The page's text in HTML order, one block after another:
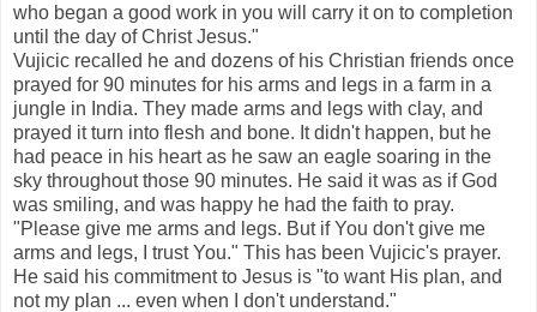
who began a good work in you will carry it on to completion
until the day of Christ Jesus."
Vujicic recalled he and dozens of his Christian friends once
prayed for 90 minutes for his arms and legs in a farm in a
jungle in India. They made arms and legs with clay, and
prayed it turn into flesh and bone. It didn't happen, but he
had peace in his heart as he saw an eagle soaring in the
sky throughout those 90 minutes. He said it was as if God
was smiling, and was happy he had the faith to pray.
"Please give me arms and legs. But if You don't give me
arms and legs, I trust You." This has been Vujicic's prayer.
He said his commitment to Jesus is "to want His plan, and
not my plan ... even when I don't understand."